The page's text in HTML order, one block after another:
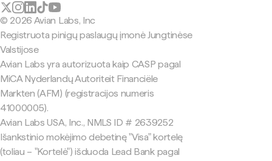
© 2026 Avian Labs, Inc
Registruota pinigų paslaugų įmonė Jungtinėse
Valstijose
Avian Labs yra autorizuota kaip CASP pagal
MiCA Nyderlandų Autoriteit Financiële
Markten (AFM) (registracijos numeris
41000005).
Avian Labs USA, Inc., NMLS ID # 2639252
Išankstinio mokėjimo debetinę "Visa" kortelę
(toliau – "Kortelė") išduoda Lead Bank pagal